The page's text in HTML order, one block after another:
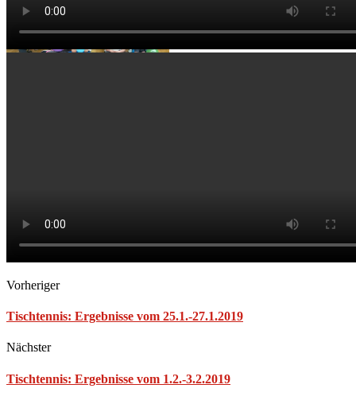
Vorheriger
Tischtennis: Ergebnisse vom 25.1.-27.1.2019
Nächster
Tischtennis: Ergebnisse vom 1.2.-3.2.2019